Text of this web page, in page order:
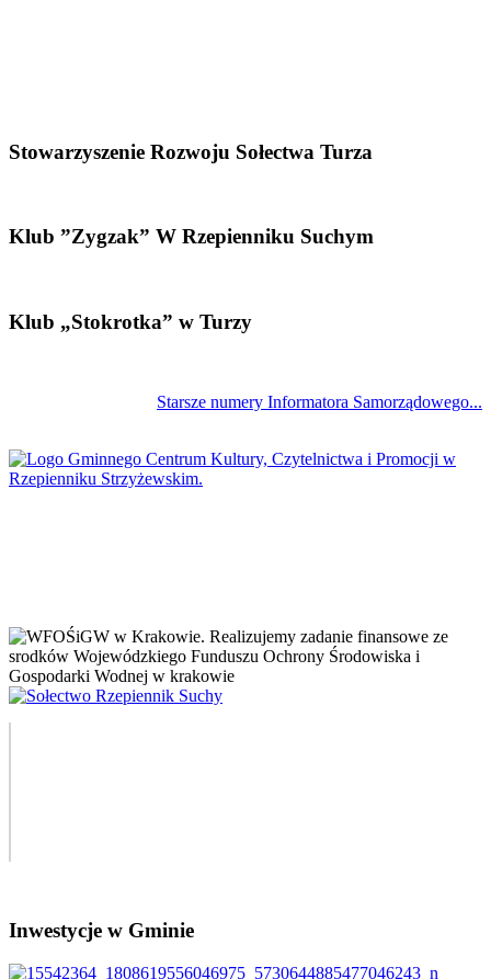
Stowarzyszenie Rozwoju Sołectwa Turza
Klub ”Zygzak” W Rzepienniku Suchym
Klub „Stokrotka” w Turzy
Starsze numery Informatora Samorządowego...
Inwestycje w Gminie